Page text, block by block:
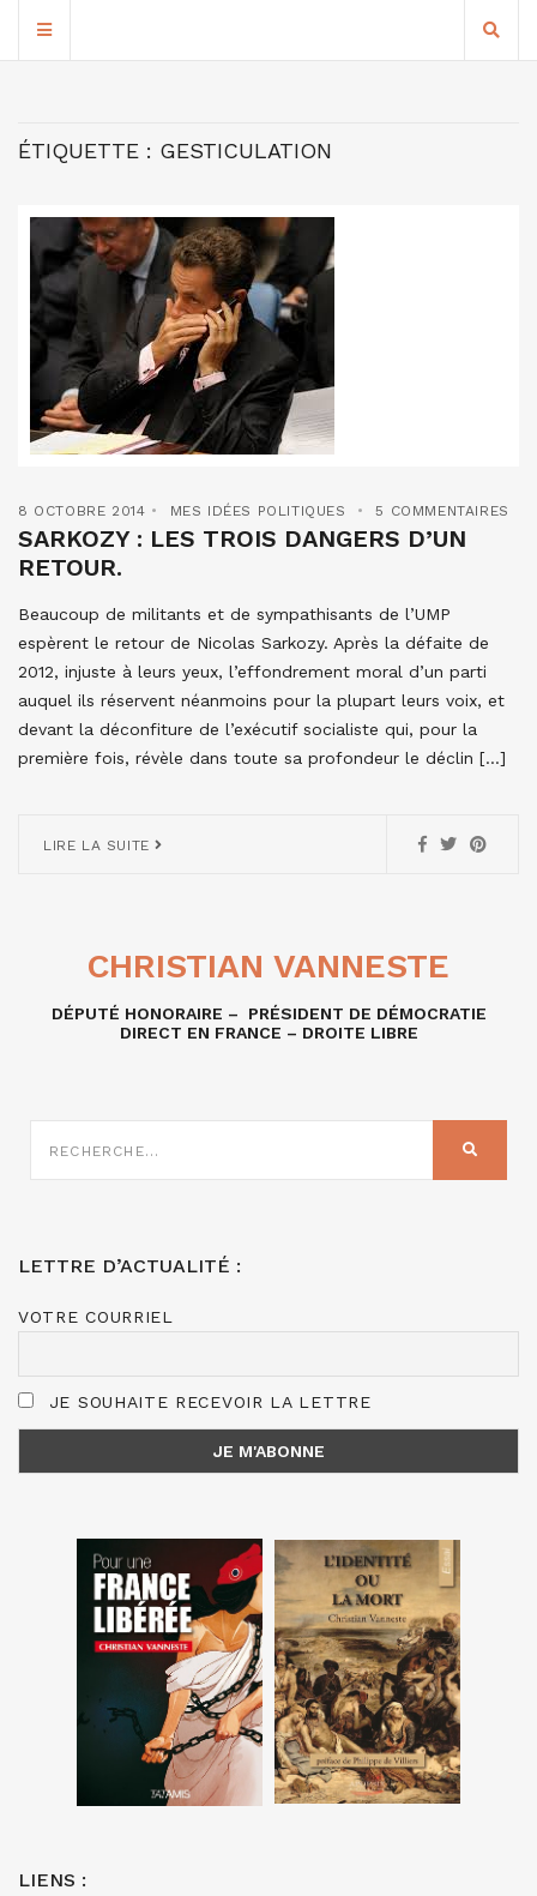
ÉTIQUETTE : GESTICULATION
8 OCTOBRE 2014 MES IDÉES POLITIQUES 5 COMMENTAIRES
SARKOZY : LES TROIS DANGERS D’UN
RETOUR.
Beaucoup de militants et de sympathisants de l’UMP
espèrent le retour de Nicolas Sarkozy. Après la défaite de
2012, injuste à leurs yeux, l’effondrement moral d’un parti
auquel ils réservent néanmoins pour la plupart leurs voix, et
devant la déconfiture de l’exécutif socialiste qui, pour la
première fois, révèle dans toute sa profondeur le déclin […]
LIRE LA SUITE
CHRISTIAN VANNESTE
DÉPUTÉ HONORAIRE – PRÉSIDENT DE DÉMOCRATIE
DIRECT EN FRANCE – DROITE LIBRE
SUR
LETTRE D’ACTUALITÉ :
VOTRE COURRIEL
JE SOUHAITE RECEVOIR LA LETTRE
LIENS :